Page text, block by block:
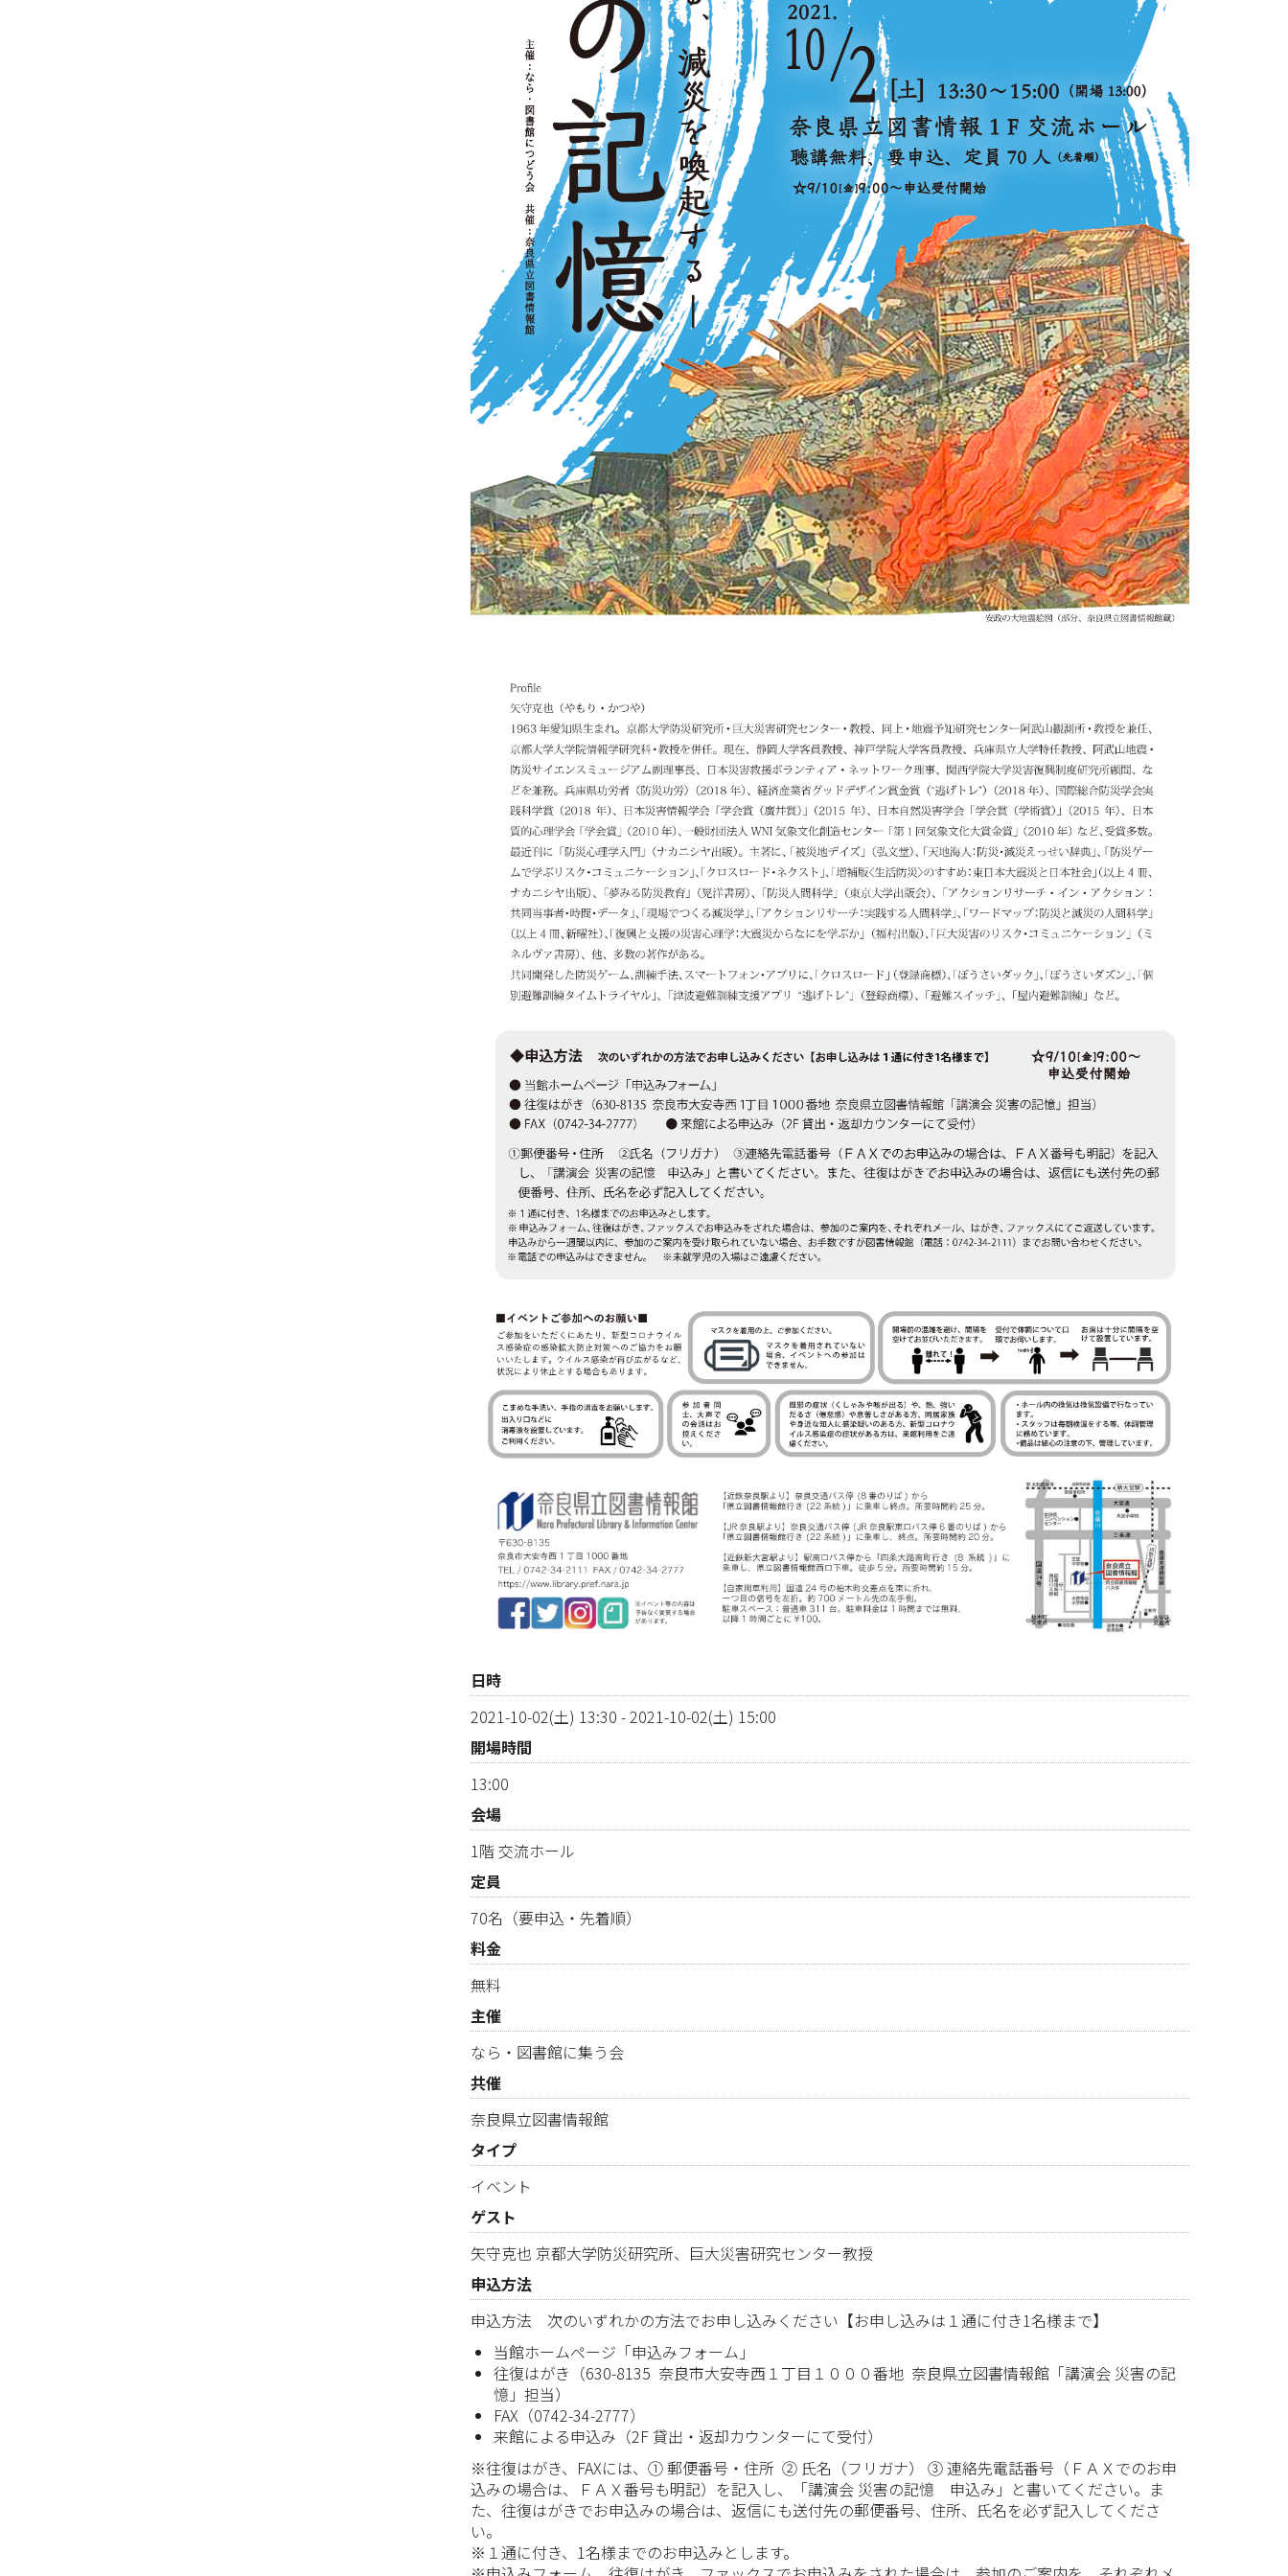
日時
2021-10-02(土) 13:30 -2021-10-02(土) 15:00
開場時間
13:00
会場
1階 交流ホール
定員
70名（要申込・先着順）
料金
無料
主催
なら・図書館に集う会
共催
奈良県立図書情報館
タイプ
イベント
ゲスト
矢守克也 京都大学防災研究所、巨大災害研究センター教授
申込方法
申込方法 次のいずれかの方法でお申し込みください【お申し込みは１通に付き1名様まで】
当館ホームページ「申込みフォーム」
往復はがき（630-8135 奈良市大安寺西１丁目１０００番地 奈良県立図書情報館「講演会 災害の記
憶」担当）
FAX（0742-34-2777）
来館による申込み（2F 貸出・返却カウンターにて受付）
※往復はがき、FAXには、① 郵便番号・住所 ② 氏名（フリガナ） ③ 連絡先電話番号（ＦＡＸでのお申
込みの場合は、ＦＡＸ番号も明記）を記入し、「講演会 災害の記憶 申込み」と書いてください。ま
た、往復はがきでお申込みの場合は、返信にも送付先の郵便番号、住所、氏名を必ず記入してくださ
い。
※１通に付き、1名様までのお申込みとします。